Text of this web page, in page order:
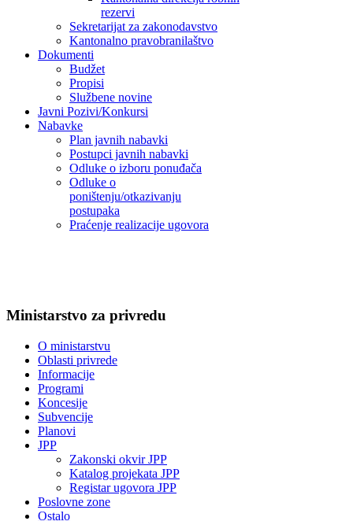
rezervi
Sekretarijat za zakonodavstvo
Kantonalno pravobranilaštvo
Dokumenti
Budžet
Propisi
Službene novine
Javni Pozivi/Konkursi
Nabavke
Plan javnih nabavki
Postupci javnih nabavki
Odluke o izboru ponuđača
Odluke o
poništenju/otkazivanju
postupaka
Praćenje realizacije ugovora
Ministarstvo za privredu
O ministarstvu
Oblasti privrede
Informacije
Programi
Koncesije
Subvencije
Planovi
JPP
Zakonski okvir JPP
Katalog projekata JPP
Registar ugovora JPP
Poslovne zone
Ostalo